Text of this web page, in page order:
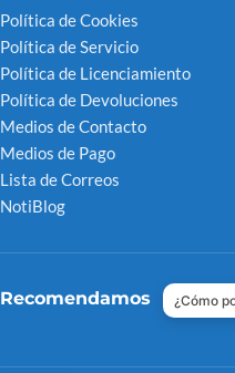
Política de Cookies
Política de Servicio
Política de Licenciamiento
Política de Devoluciones
Medios de Contacto
Medios de Pago
Lista de Correos
NotiBlog
Recomendamos ¿Cómo